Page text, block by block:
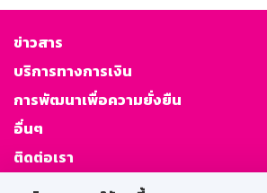
ข่าวสาร
บริการทางการเงิน
การพัฒนาเพื่อความยั่งยืน
อื่นๆ
ติดต่อเรา